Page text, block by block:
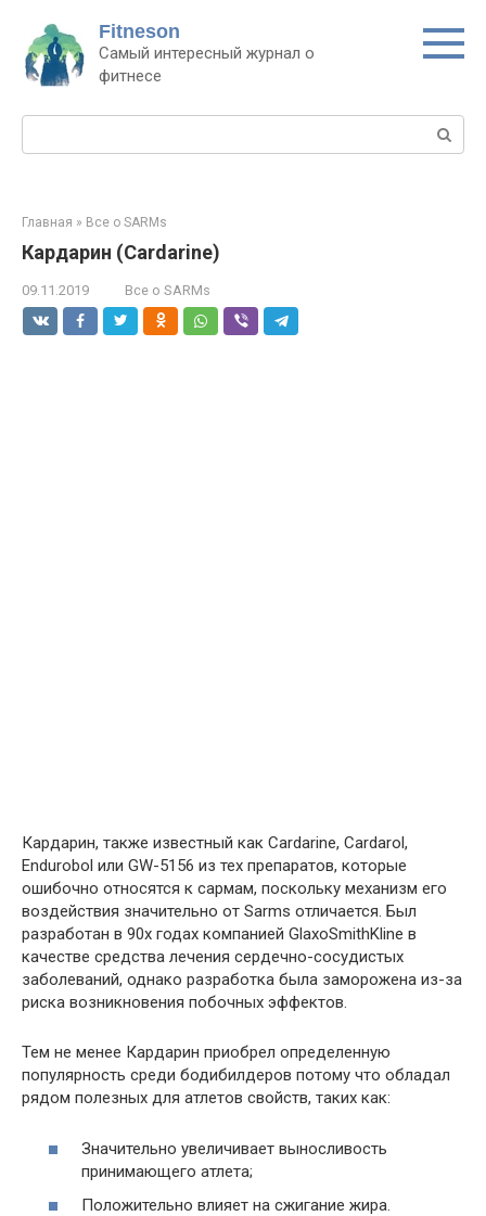
контенту
Fitneson
Самый интересный журнал о
фитнесе
Главная » Все о SARMs
Кардарин (Cardarine)
09.11.2019 Все о SARMs
Кардарин, также известный как Cardarine, Cardarol,
Endurobol или GW-5156 из тех препаратов, которые
ошибочно относятся к сармам, поскольку механизм его
воздействия значительно от Sarms отличается. Был
разработан в 90х годах компанией GlaxoSmithKline в
качестве средства лечения сердечно-сосудистых
заболеваний, однако разработка была заморожена из-за
риска возникновения побочных эффектов.
Тем не менее Кардарин приобрел определенную
популярность среди бодибилдеров потому что обладал
рядом полезных для атлетов свойств, таких как:
Значительно увеличивает выносливость
принимающего атлета;
Положительно влияет на сжигание жира.